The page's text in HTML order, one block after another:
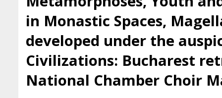
in Monastic Spaces,
developed under the
Civilizations: Bucharest
National Chamber Choir